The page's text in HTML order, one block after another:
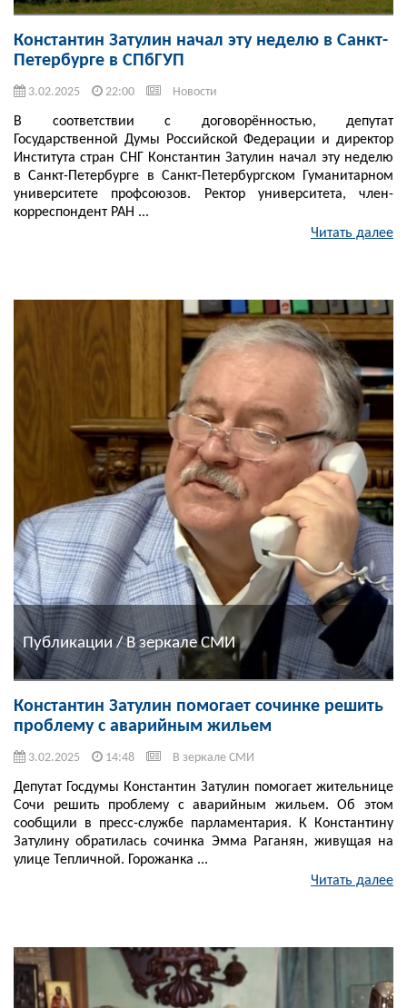
Константин Затулин начал эту неделю в Санкт-
Петербурге в СПбГУП
3.02.2025 22:00 Новости
В соответствии с договорённостью, депутат
Государственной Думы Российской Федерации и директор
Института стран СНГ Константин Затулин начал эту неделю
в Санкт-Петербурге в Санкт-Петербургском Гуманитарном
университете профсоюзов. Ректор университета, член-
корреспондент РАН ...
Читать далее
Публикации / В зеркале СМИ
Константин Затулин помогает сочинке решить
проблему с аварийным жильем
3.02.2025 14:48 В зеркале СМИ
Депутат Госдумы Константин Затулин помогает жительнице
Сочи решить проблему с аварийным жильем. Об этом
сообщили в пресс-службе парламентария. К Константину
Затулину обратилась сочинка Эмма Раганян, живущая на
улице Тепличной. Горожанка ...
Читать далее